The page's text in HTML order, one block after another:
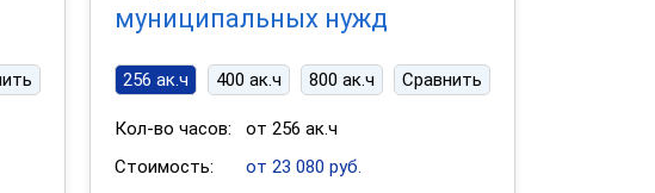
муниципальных нужд
256 ак.ч 400 ак.ч 800 ак.ч Сравнить
Кол-во часов:
от 256 ак.ч
Стоимость:
от 23 080 руб.